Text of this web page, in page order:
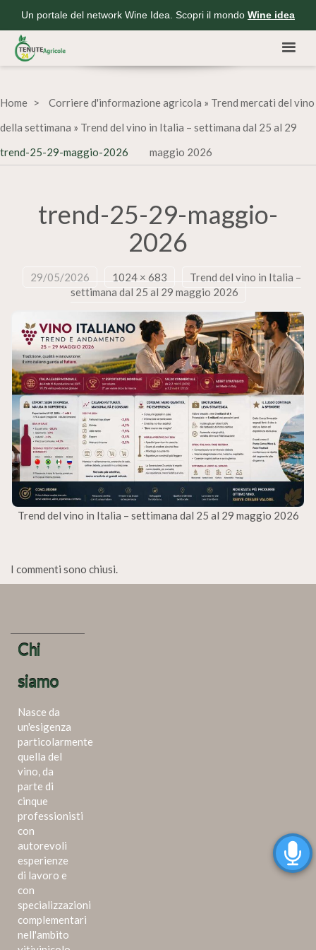
Un portale del network Wine Idea. Scopri il mondo Wine idea
Home Corriere d'informazione agricola » Trend mercati del vino
della settimana » Trend del vino in Italia – settimana dal 25 al 29
maggio 2026
trend-25-29-maggio-2026
trend-25-29-maggio-
2026
29/05/2026 1024 × 683
Trend del vino in Italia –
settimana dal 25 al 29 maggio 2026
Trend del vino in Italia – settimana dal 25 al 29 maggio 2026
I commenti sono chiusi.
Chi
siamo
Nasce da
un'esigenza
particolarmente
quella del
vino, da
parte di
cinque
professionisti
con
autorevoli
esperienze
di lavoro e
con
specializzazioni
complementari
nell'ambito